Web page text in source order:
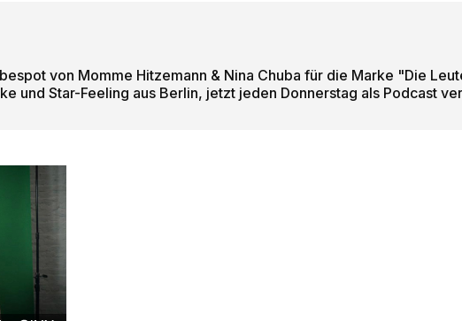
von Momme Hitzemann & Nina Chuba für die Marke "Die
und Star-Feeling aus Berlin, jetzt jeden Donnerstag als Podcast